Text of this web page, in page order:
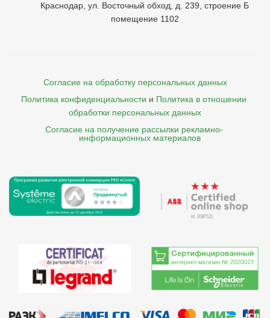
Краснодар, ул. Восточный обход, д. 239, строение Б
помещение 1102
Согласие на обработку персональных данных
Политика конфиденциальности и Политика в отношении
обработки персональных данных
Согласие на получение рассылки рекламно-
    информационных материалов